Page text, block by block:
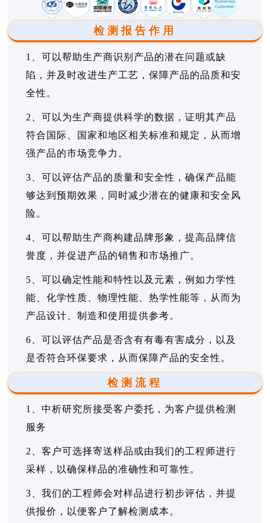
检测报告作用
1、可以帮助生产商识别产品的潜在问题或缺
陷，并及时改进生产工艺，保障产品的品质和安
全性。
2、可以为生产商提供科学的数据，证明其产品
符合国际、国家和地区相关标准和规定，从而增
强产品的市场竞争力。
3、可以评估产品的质量和安全性，确保产品能
够达到预期效果，同时减少潜在的健康和安全风
险。
4、可以帮助生产商构建品牌形象，提高品牌信
誉度，并促进产品的销售和市场推广。
5、可以确定性能和特性以及元素，例如力学性
能、化学性质、物理性能、热学性能等，从而为
产品设计、制造和使用提供参考。
6、可以评估产品是否含有有毒有害成分，以及
是否符合环保要求，从而保障产品的安全性。
检测流程
1、中析研究所接受客户委托，为客户提供检测
服务
2、客户可选择寄送样品或由我们的工程师进行
采样，以确保样品的准确性和可靠性。
3、我们的工程师会对样品进行初步评估，并提
供报价，以便客户了解检测成本。